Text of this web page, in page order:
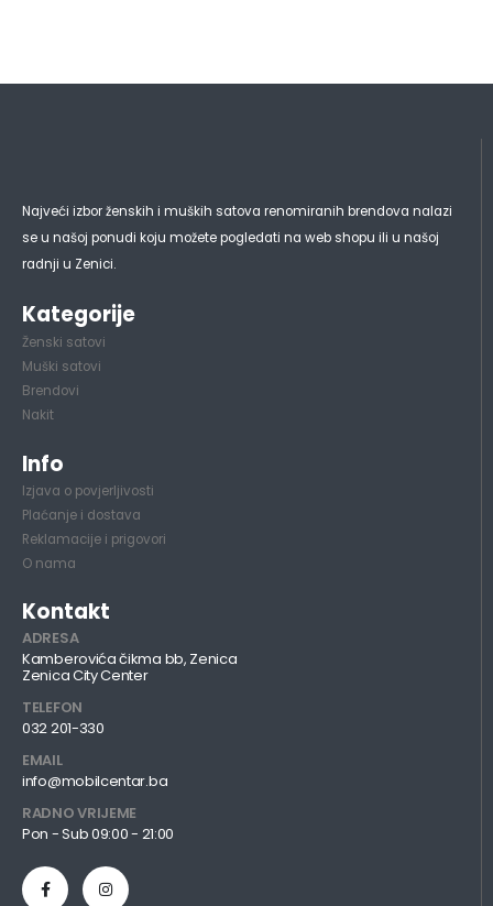
Najveći izbor ženskih i muških satova renomiranih brendova nalazi
se u našoj ponudi koju možete pogledati na web shopu ili u našoj
radnji u Zenici.
Kategorije
Ženski satovi
Muški satovi
Brendovi
Nakit
Info
Izjava o povjerljivosti
Plaćanje i dostava
Reklamacije i prigovori
O nama
Kontakt
ADRESA
Kamberovića čikma bb, Zenica
Zenica City Center
TELEFON
032 201-330
EMAIL
info@mobilcentar.ba
RADNO VRIJEME
Pon - Sub 09:00 - 21:00